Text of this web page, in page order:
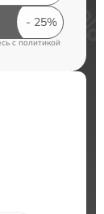
cполитикой